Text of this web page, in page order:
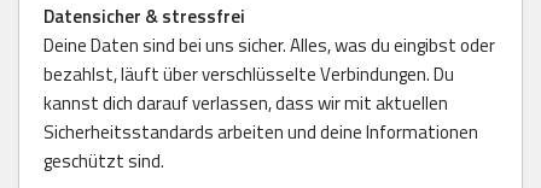
Datensicher & stressfrei
Deine Daten sind bei uns sicher. Alles, was du eingibst oder
bezahlst, läuft über verschlüsselte Verbindungen. Du
kannst dich darauf verlassen, dass wir mit aktuellen
Sicherheitsstandards arbeiten und deine Informationen
geschützt sind.